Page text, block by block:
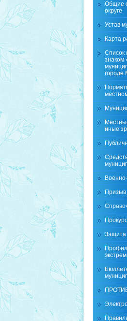
Общие
округе
Устав
Карта
Список
знаком
городе
иные
Призыв
Защита